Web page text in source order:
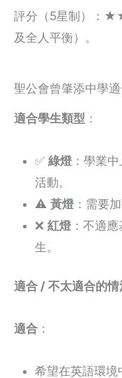
評分（5星制）：
及全人平衡）。
聖公會曾肇添中學
適合學生類型 ：
✅ 綠燈 ：學業
活動。
⚠️ 黃燈 ：需要
❌ 紅燈 ：不適
生。
適合 / 不太適合的情
適合 ：
希望在英語環境